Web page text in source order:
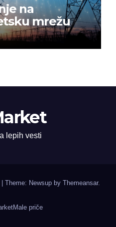
na
mrežu
lepih vesti
Theme: Newsup by Themeansar.
Male priče